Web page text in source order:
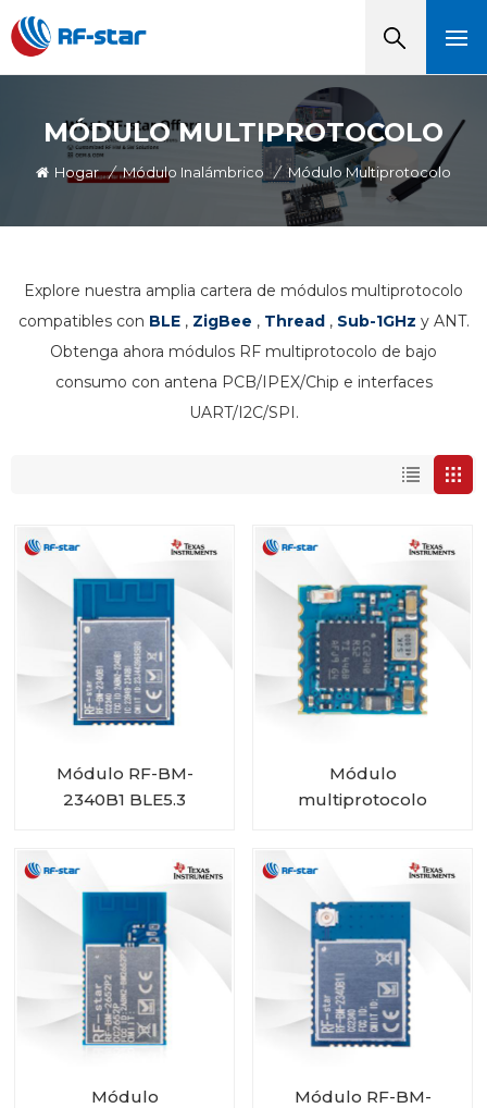
MÓDULO MULTIPROTOCOLO
Hogar / Módulo Inalámbrico / Módulo Multiprotocolo
Explore nuestra amplia cartera de módulos multiprotocolo
compatibles con BLE, ZigBee , Thread, Sub-1GHz y ANT.
Obtenga ahora módulos RF multiprotocolo de bajo
consumo con antena PCB/IPEX/Chip e interfaces
UART/I2C/SPI.
Módulo RF-BM-
2340B1 BLE5.3
Módulo
multiprotocolo
Módulo
Módulo RF-BM-